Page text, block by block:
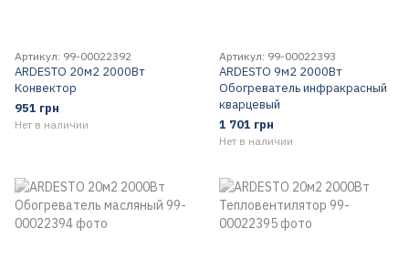
Артикул: 99-00022392
ARDESTO 20м2 2000Вт
Конвектор
951 грн
Нет в наличии
Артикул: 99-00022393
ARDESTO 9м2 2000Вт
Обогреватель инфракрасный
кварцевый
1 701 грн
Нет в наличии